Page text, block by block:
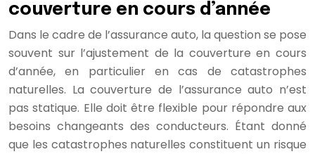
couverture en cours d’année
Dans le cadre de l’assurance auto, la question se pose
souvent sur l’ajustement de la couverture en cours
d’année, en particulier en cas de catastrophes
naturelles. La couverture de l’assurance auto n’est
pas statique. Elle doit être flexible pour répondre aux
besoins changeants des conducteurs. Étant donné
que les catastrophes naturelles constituent un risque